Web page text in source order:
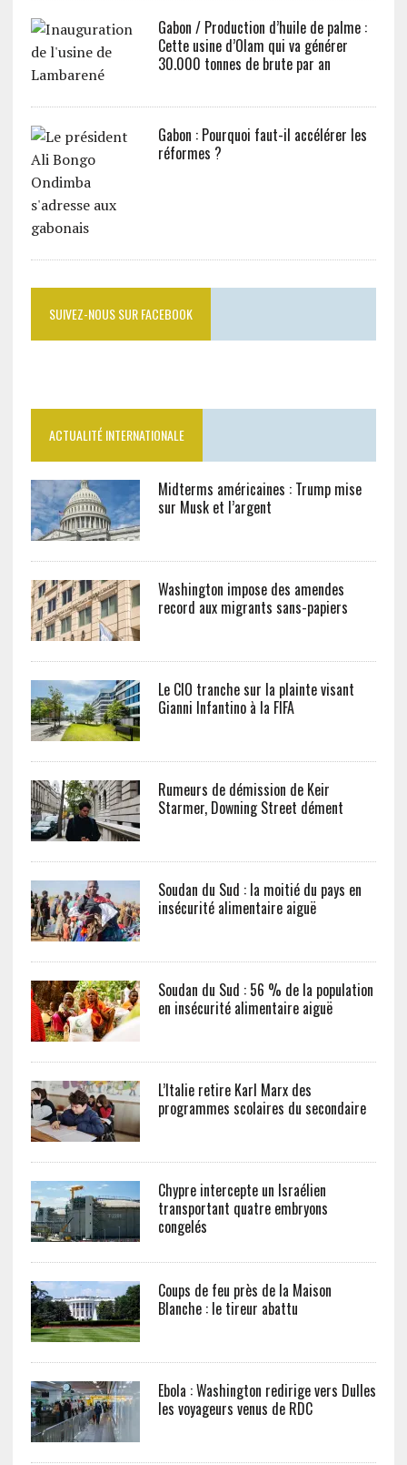
Gabon / Production d’huile de palme :
Cette usine d’Olam qui va générer
30.000 tonnes de brute par an
Gabon : Pourquoi faut-il accélérer les
réformes ?
SUIVEZ-NOUS SUR FACEBOOK
ACTUALITÉ INTERNATIONALE
Midterms américaines : Trump mise
sur Musk et l’argent
Washington impose des amendes
record aux migrants sans-papiers
Le CIO tranche sur la plainte visant
Gianni Infantino à la FIFA
Rumeurs de démission de Keir
Starmer, Downing Street dément
Soudan du Sud : la moitié du pays en
insécurité alimentaire aiguë
Soudan du Sud : 56 % de la population
en insécurité alimentaire aiguë
L’Italie retire Karl Marx des
programmes scolaires du secondaire
Chypre intercepte un Israélien
transportant quatre embryons
congelés
Coups de feu près de la Maison
Blanche : le tireur abattu
Ebola : Washington redirige vers Dulles
les voyageurs venus de RDC